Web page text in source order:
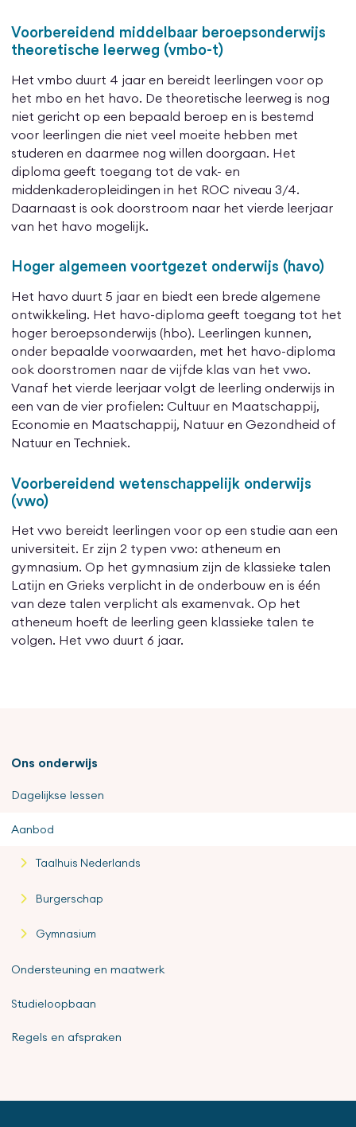
Ons onderwijs
Dagelijkse lessen
Aanbod
Taalhuis Nederlands
Burgerschap
Gymnasium
Ondersteuning en maatwerk
Studieloopbaan
Regels en afspraken
Voorbereidend middelbaar beroepsonderwijs
theoretische leerweg (vmbo-t)
Het vmbo duurt 4 jaar en bereidt leerlingen voor op
het mbo en het havo. De theoretische leerweg is nog
niet gericht op een bepaald beroep en is bestemd
voor leerlingen die niet veel moeite hebben met
studeren en daarmee nog willen doorgaan. Het
diploma geeft toegang tot de vak- en
middenkaderopleidingen in het ROC niveau 3/4.
Daarnaast is ook doorstroom naar het vierde leerjaar
van het havo mogelijk.
Hoger algemeen voortgezet onderwijs (havo)
Het havo duurt 5 jaar en biedt een brede algemene
ontwikkeling. Het havo-diploma geeft toegang tot het
hoger beroepsonderwijs (hbo). Leerlingen kunnen,
onder bepaalde voorwaarden, met het havo-diploma
ook doorstromen naar de vijfde klas van het vwo.
Vanaf het vierde leerjaar volgt de leerling onderwijs in
een van de vier profielen: Cultuur en Maatschappij,
Economie en Maatschappij, Natuur en Gezondheid of
Natuur en Techniek.
Voorbereidend wetenschappelijk onderwijs
(vwo)
Het vwo bereidt leerlingen voor op een studie aan een
universiteit. Er zijn 2 typen vwo: atheneum en
gymnasium. Op het gymnasium zijn de klassieke talen
Latijn en Grieks verplicht in de onderbouw en is één
van deze talen verplicht als examenvak. Op het
atheneum hoeft de leerling geen klassieke talen te
volgen. Het vwo duurt 6 jaar.